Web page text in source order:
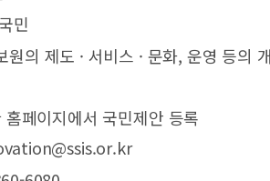
민
원의 제도 · 서비스 · 문화, 운영 등의
페이지에서 국민제안 등록